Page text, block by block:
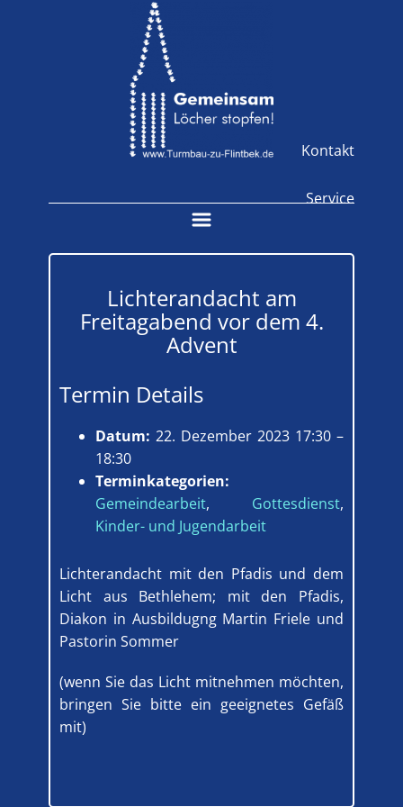
Kontakt
Service
Lichterandacht am
Freitagabend vor dem 4.
Advent
Termin Details
Datum: 22. Dezember 2023 17:30 –
18:30
Terminkategorien:
Gemeindearbeit, Gottesdienst,
Kinder- und Jugendarbeit
Lichterandacht mit den Pfadis und dem
Licht aus Bethlehem; mit den Pfadis,
Diakon in Ausbildugng Martin Friele und
Pastorin Sommer
(wenn Sie das Licht mitnehmen möchten,
bringen Sie bitte ein geeignetes Gefäß
mit)